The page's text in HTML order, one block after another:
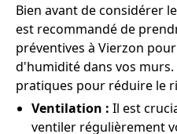
Bien avant de considérer
est recommandé de
préventives à Vierzon
d'humidité dans vos
pratiques pour réduire le
Ventilation : Il est
ventiler régulièrement